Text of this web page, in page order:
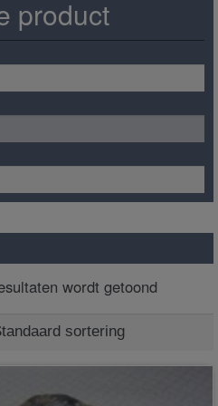
product
wordt getoond